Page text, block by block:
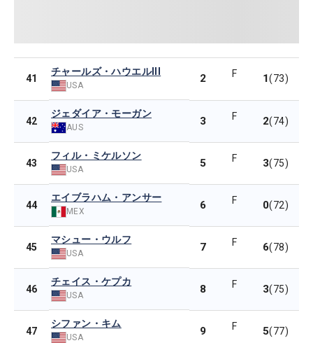
41
チャールズ・ハウエルIII
USA
2 F 1(73)
42
ジェダイア・モーガン
AUS 3 F 2(74)
43
フィル・ミケルソン
USA 5 F 3(75)
44
エイブラハム・アンサー
MEX 6 F 0(72)
45
マシュー・ウルフ
USA 7 F 6(78)
46
チェイス・ケプカ
USA 8 F 3(75)
47
シファン・キム
USA 9 F 5(77)